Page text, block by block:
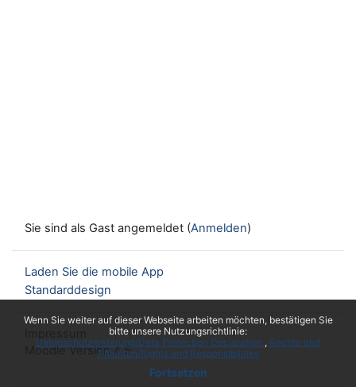
Wenn Sie weiter auf dieser Webseite arbeiten möchten, bestätigen Sie
bitte unsere Nutzungsrichtlinie:
Datenschutzerklärung/Data Protection Declaration
Rechte und
Pflichten/Rights and Responsibilities
Fortsetzen
Sie sind als Gast angemeldet (Anmelden)
Laden Sie die mobile App
Standarddesign
Moodle Version 4.5